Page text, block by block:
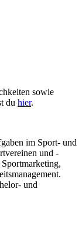
sowie
du hier.
im Sport- und
und -
und